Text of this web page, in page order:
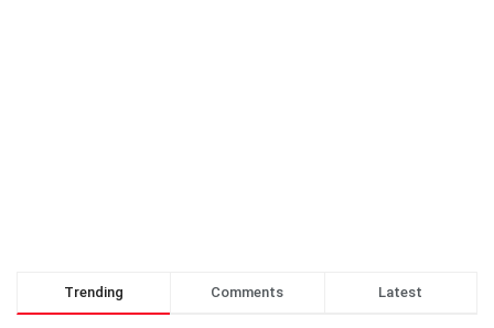
Trending Comments Latest